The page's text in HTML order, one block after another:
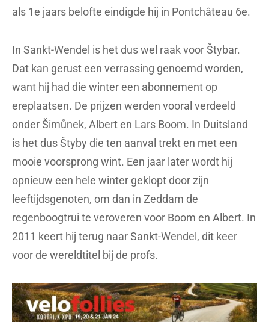
als 1e jaars belofte eindigde hij in Pontchâteau 6e.
In Sankt-Wendel is het dus wel raak voor Štybar.
Dat kan gerust een verrassing genoemd worden,
want hij had die winter een abonnement op
ereplaatsen. De prijzen werden vooral verdeeld
onder Šimůnek, Albert en Lars Boom. In Duitsland
is het dus Štyby die ten aanval trekt en met een
mooie voorsprong wint. Een jaar later wordt hij
opnieuw een hele winter geklopt door zijn
leeftijdsgenoten, om dan in Zeddam de
regenboogtrui te veroveren voor Boom en Albert. In
2011 keert hij terug naar Sankt-Wendel, dit keer
voor de wereldtitel bij de profs.